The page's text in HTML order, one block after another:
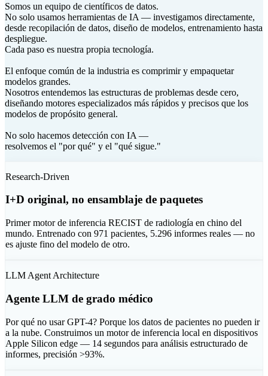
Somos un equipo de científicos de datos.
No solo usamos herramientas de IA — investigamos directamente,
desde recopilación de datos, diseño de modelos, entrenamiento hasta
despliegue.
Cada paso es nuestra propia tecnología.
El enfoque común de la industria es comprimir y empaquetar
modelos grandes.
Nosotros entendemos las estructuras de problemas desde cero,
diseñando motores especializados más rápidos y precisos que los
modelos de propósito general.
No solo hacemos detección con IA —
resolvemos el "por qué" y el "qué sigue."
Research-Driven
I+D original, no ensamblaje de paquetes
Primer motor de inferencia RECIST de radiología en chino del
mundo. Entrenado con 971 pacientes, 5.296 informes reales — no
es ajuste fino del modelo de otro.
LLM Agent Architecture
Agente LLM de grado médico
Por qué no usar GPT-4? Porque los datos de pacientes no pueden ir
a la nube. Construimos un motor de inferencia local en dispositivos
Apple Silicon edge — 14 segundos para análisis estructurado de
informes, precisión >93%.